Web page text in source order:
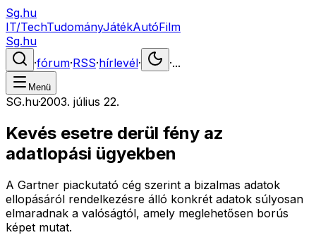
Sg.hu
IT/TechTudományJátékAutóFilm
Sg.hu
·fórum·RSS·hírlevél· ·...
Menü
SG.hu·2003. július 22.
Kevés esetre derül fény az
adatlopási ügyekben
A Gartner piackutató cég szerint a bizalmas adatok
ellopásáról rendelkezésre álló konkrét adatok súlyosan
elmaradnak a valóságtól, amely meglehetősen borús
képet mutat.